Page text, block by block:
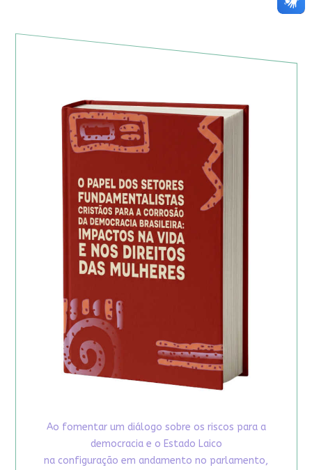
Ao fomentar um diálogo sobre os riscos para a
democracia e o Estado Laico
na configuração em andamento no parlamento,